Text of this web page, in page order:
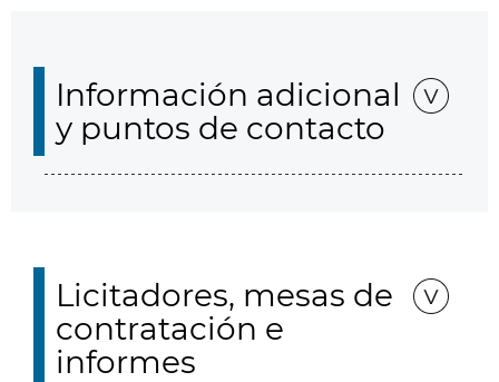
Información adicional
y puntos de contacto
Licitadores, mesas de
contratación e
informes